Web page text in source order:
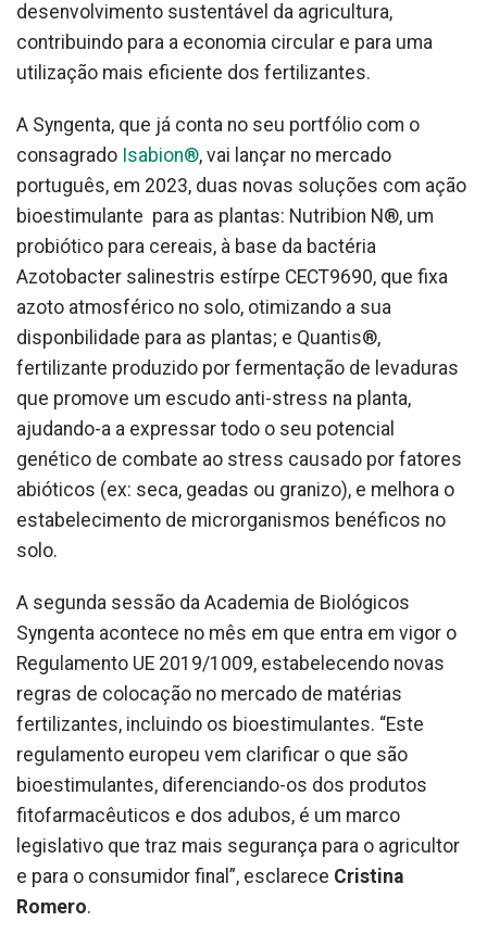
desenvolvimento sustentável da agricultura,
contribuindo para a economia circular e para uma
utilização mais eficiente dos fertilizantes.
A Syngenta, que já conta no seu portfólio com o
consagrado Isabion®, vai lançar no mercado
português, em 2023, duas novas soluções com ação
bioestimulante para as plantas: Nutribion N®, um
probiótico para cereais, à base da bactéria
Azotobacter salinestris estírpe CECT9690, que fixa
azoto atmosférico no solo, otimizando a sua
disponbilidade para as plantas; e Quantis®,
fertilizante produzido por fermentação de levaduras
que promove um escudo anti-stress na planta,
ajudando-a a expressar todo o seu potencial
genético de combate ao stress causado por fatores
abióticos (ex: seca, geadas ou granizo), e melhora o
estabelecimento de microrganismos benéficos no
solo.
A segunda sessão da Academia de Biológicos
Syngenta acontece no mês em que entra em vigor o
Regulamento UE 2019/1009, estabelecendo novas
regras de colocação no mercado de matérias
fertilizantes, incluindo os bioestimulantes. “Este
regulamento europeu vem clarificar o que são
bioestimulantes, diferenciando-os dos produtos
fitofarmacêuticos e dos adubos, é um marco
legislativo que traz mais segurança para o agricultor
e para o consumidor final”, esclarece Cristina
Romero.